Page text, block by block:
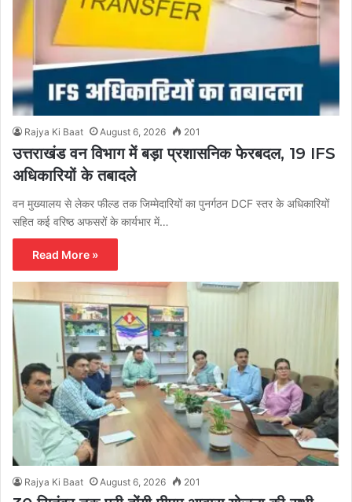
Rajya Ki Baat August 6, 2026 201
उत्तराखंड वन विभाग में बड़ा प्रशासनिक फेरबदल, 19 IFS
अधिकारियों के तबादले
वन मुख्यालय से लेकर फील्ड तक जिम्मेदारियों का पुनर्गठन DCF स्तर के अधिकारियों
सहित कई वरिष्ठ अफसरों के कार्यभार में…
Read More »
Rajya Ki Baat August 6, 2026 201